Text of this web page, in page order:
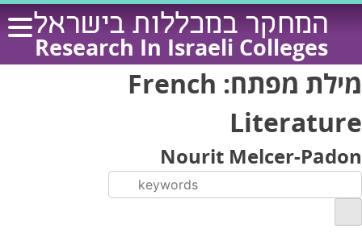
Skip
content
המחקר במכללות בישראל
Research In Israeli Colleges
מילת מפתח: French
Literature
Nourit Melcer-Padon